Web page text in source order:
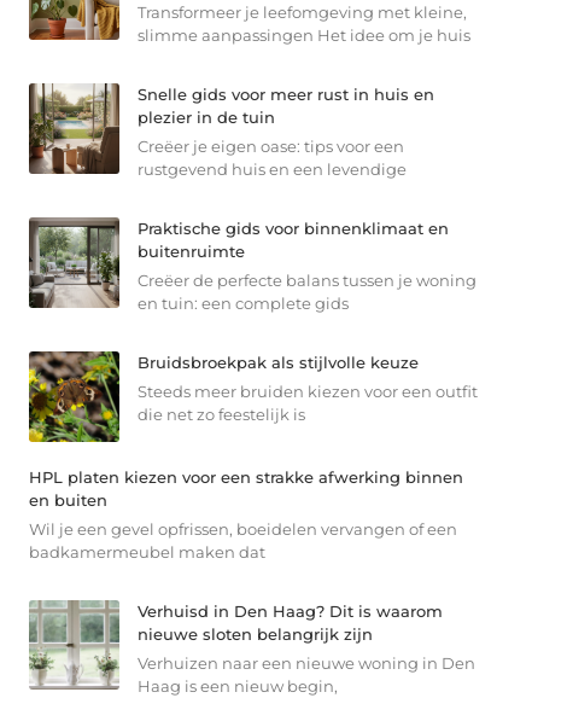
Transformeer je leefomgeving met kleine,
slimme aanpassingen Het idee om je huis
Snelle gids voor meer rust in huis en
plezier in de tuin
Creëer je eigen oase: tips voor een
rustgevend huis en een levendige
Praktische gids voor binnenklimaat en
buitenruimte
Creëer de perfecte balans tussen je woning
en tuin: een complete gids
Bruidsbroekpak als stijlvolle keuze
Steeds meer bruiden kiezen voor een outfit
die net zo feestelijk is
HPL platen kiezen voor een strakke afwerking binnen
en buiten
Wil je een gevel opfrissen, boeidelen vervangen of een
badkamermeubel maken dat
Verhuisd in Den Haag? Dit is waarom
nieuwe sloten belangrijk zijn
Verhuizen naar een nieuwe woning in Den
Haag is een nieuw begin,